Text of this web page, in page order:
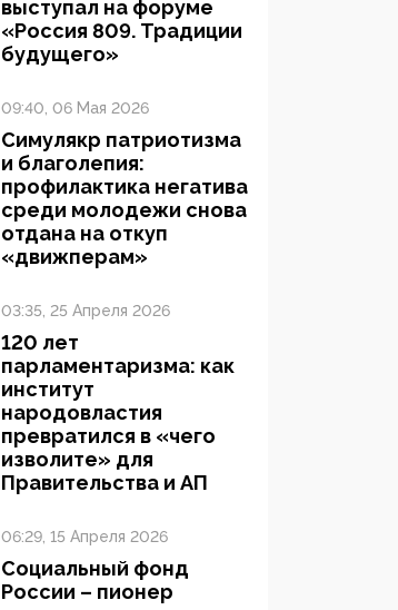
выступал на форуме
«Россия 809. Традиции
будущего»
09:40, 06 Мая 2026
Симулякр патриотизма
и благолепия:
профилактика негатива
среди молодежи снова
отдана на откуп
«движперам»
03:35, 25 Апреля 2026
120 лет
парламентаризма: как
институт
народовластия
превратился в «чего
изволите» для
Правительства и АП
06:29, 15 Апреля 2026
Социальный фонд
России – пионер